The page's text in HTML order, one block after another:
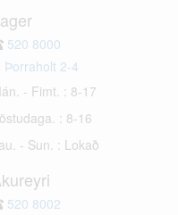
520 8000
Þorraholt 2-4
- Fimt. : 8-17
: 8-16
- Sun. : Lokað
520 8002